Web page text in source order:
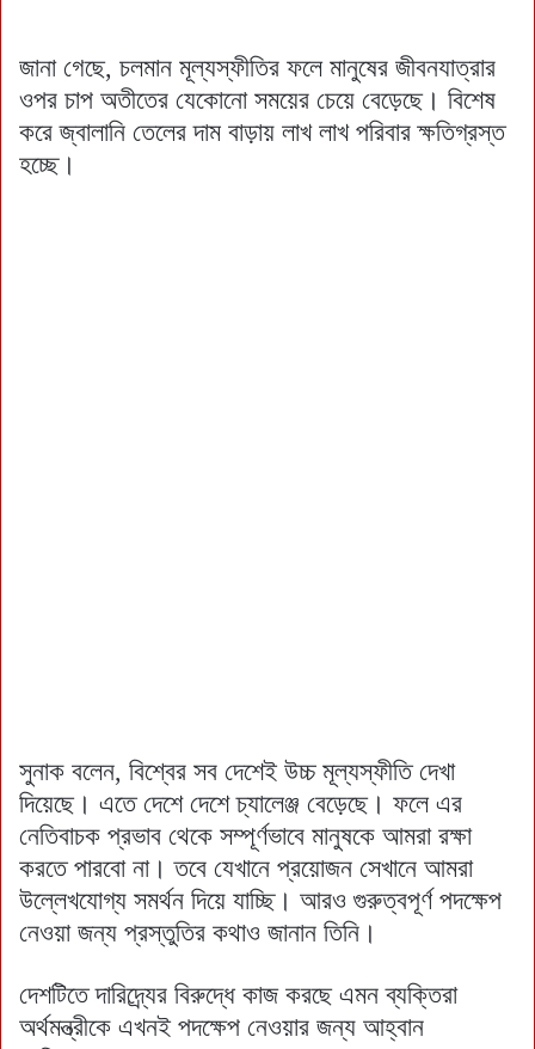
জানা গেছে, চলমান মূল্যস্ফীতির ফলে মানুষের জীবনযাত্রার
ওপর চাপ অতীতের যেকোনো সময়ের চেয়ে বেড়েছে। বিশেষ
করে জ্বালানি তেলের দাম বাড়ায় লাখ লাখ পরিবার ক্ষতিগ্রস্ত
হচ্ছে।
সুনাক বলেন, বিশ্বের সব দেশেই উচ্চ মূল্যস্ফীতি দেখা
দিয়েছে। এতে দেশে দেশে চ্যালেঞ্জ বেড়েছে। ফলে এর
নেতিবাচক প্রভাব থেকে সম্পূর্ণভাবে মানুষকে আমরা রক্ষা
করতে পারবো না। তবে যেখানে প্রয়োজন সেখানে আমরা
উল্লেখযোগ্য সমর্থন দিয়ে যাচ্ছি। আরও গুরুত্বপূর্ণ পদক্ষেপ
নেওয়া জন্য প্রস্তুতির কথাও জানান তিনি।
দেশটিতে দারিদ্র্যের বিরুদ্ধে কাজ করছে এমন ব্যক্তিরা
অর্থমন্ত্রীকে এখনই পদক্ষেপ নেওয়ার জন্য আহ্বান